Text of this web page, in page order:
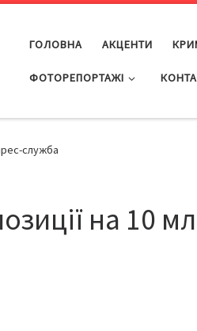
ГОЛОВНА АКЦЕНТИ
ФОТОРЕПОРТАЖІ
служба
на 10